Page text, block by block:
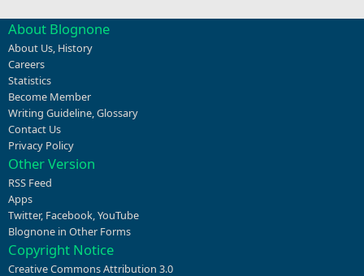
About Blognone
About Us, History
Careers
Statistics
Become Member
Writing Guideline,Glossary
Contact Us
Privacy Policy
Other Version
RSS Feed
Apps
Twitter, Facebook,YouTube
Blognone in Other Forms
Copyright Notice
Creative Commons Attribution 3.0